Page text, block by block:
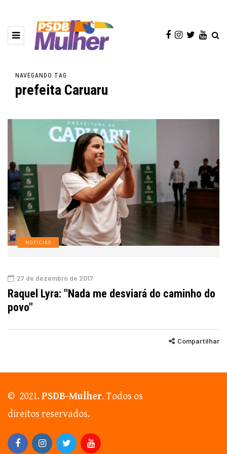
NAVEGANDO TAG
prefeita Caruaru
NOTÍCIAS
27 de dezembro de 2017
Raquel Lyra: "Nada me desviará do caminho do
povo"
Compartilhar
© 2021.PSDB-Mulher. Todos os
direitos reservados.